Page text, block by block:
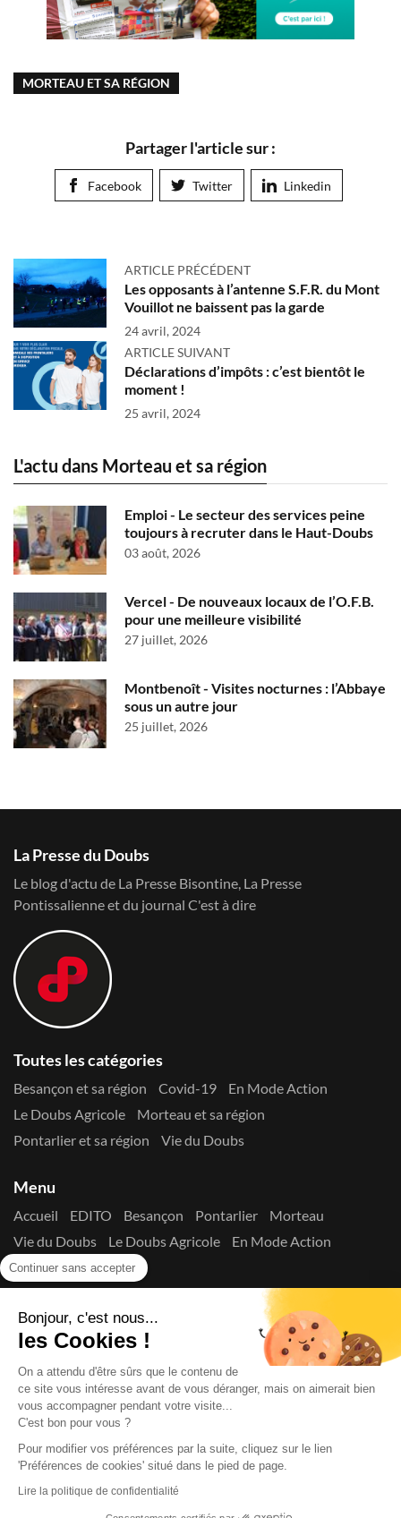
Continuer sans accepter
Bonjour, c'est nous...
les Cookies !
On a attendu d'être sûrs que le contenu de
ce site vous intéresse avant de vous déranger, mais on aimerait bien
vous accompagner pendant votre visite...
C'est bon pour vous ?
Pour modifier vos préférences par la suite, cliquez sur le lien
'Préférences de cookies' situé dans le pied de page.
Lire la politique de confidentialité
MORTEAU ET SA RÉGION
Partager l'article sur :
Facebook Twitter Linkedin
ARTICLE PRÉCÉDENT
Les opposants à l’antenne S.F.R. du Mont
Vouillot ne baissent pas la garde
24 avril, 2024
ARTICLE SUIVANT
Déclarations d’impôts : c’est bientôt le
moment !
25 avril, 2024
L'actu dans Morteau et sa région
Emploi - Le secteur des services peine
toujours à recruter dans le Haut-Doubs
03 août, 2026
Vercel - De nouveaux locaux de l’O.F.B.
pour une meilleure visibilité
27 juillet, 2026
Montbenoît - Visites nocturnes : l’Abbaye
sous un autre jour
25 juillet, 2026
La Presse du Doubs
Le blog d'actu de La Presse Bisontine, La Presse
Pontissalienne et du journal C'est à dire
Toutes les catégories
Besançon et sa région Covid-19
En Mode Action
Le Doubs Agricole
Morteau et sa région
Pontarlier et sa région
Vie du Doubs
Menu
Accueil EDITO Besançon Pontarlier
Morteau
Vie du Doubs
Le Doubs Agricole
En Mode Action
Contactez-nous !
Suivez-nous sur les réseaux
Copyright © 2026 La Presse du Doubs
2725-8165 - N° de commission paritaire : 1125 Y 94392
Données Personnelles
Mentions Légales